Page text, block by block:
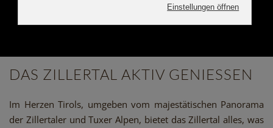
DAS ZILLERTAL AKTIV GENIESSEN
Im Herzen Tirols, umgeben vom majestätischen Panorama
der Zillertaler und Tuxer Alpen, bietet das Zillertal alles, was